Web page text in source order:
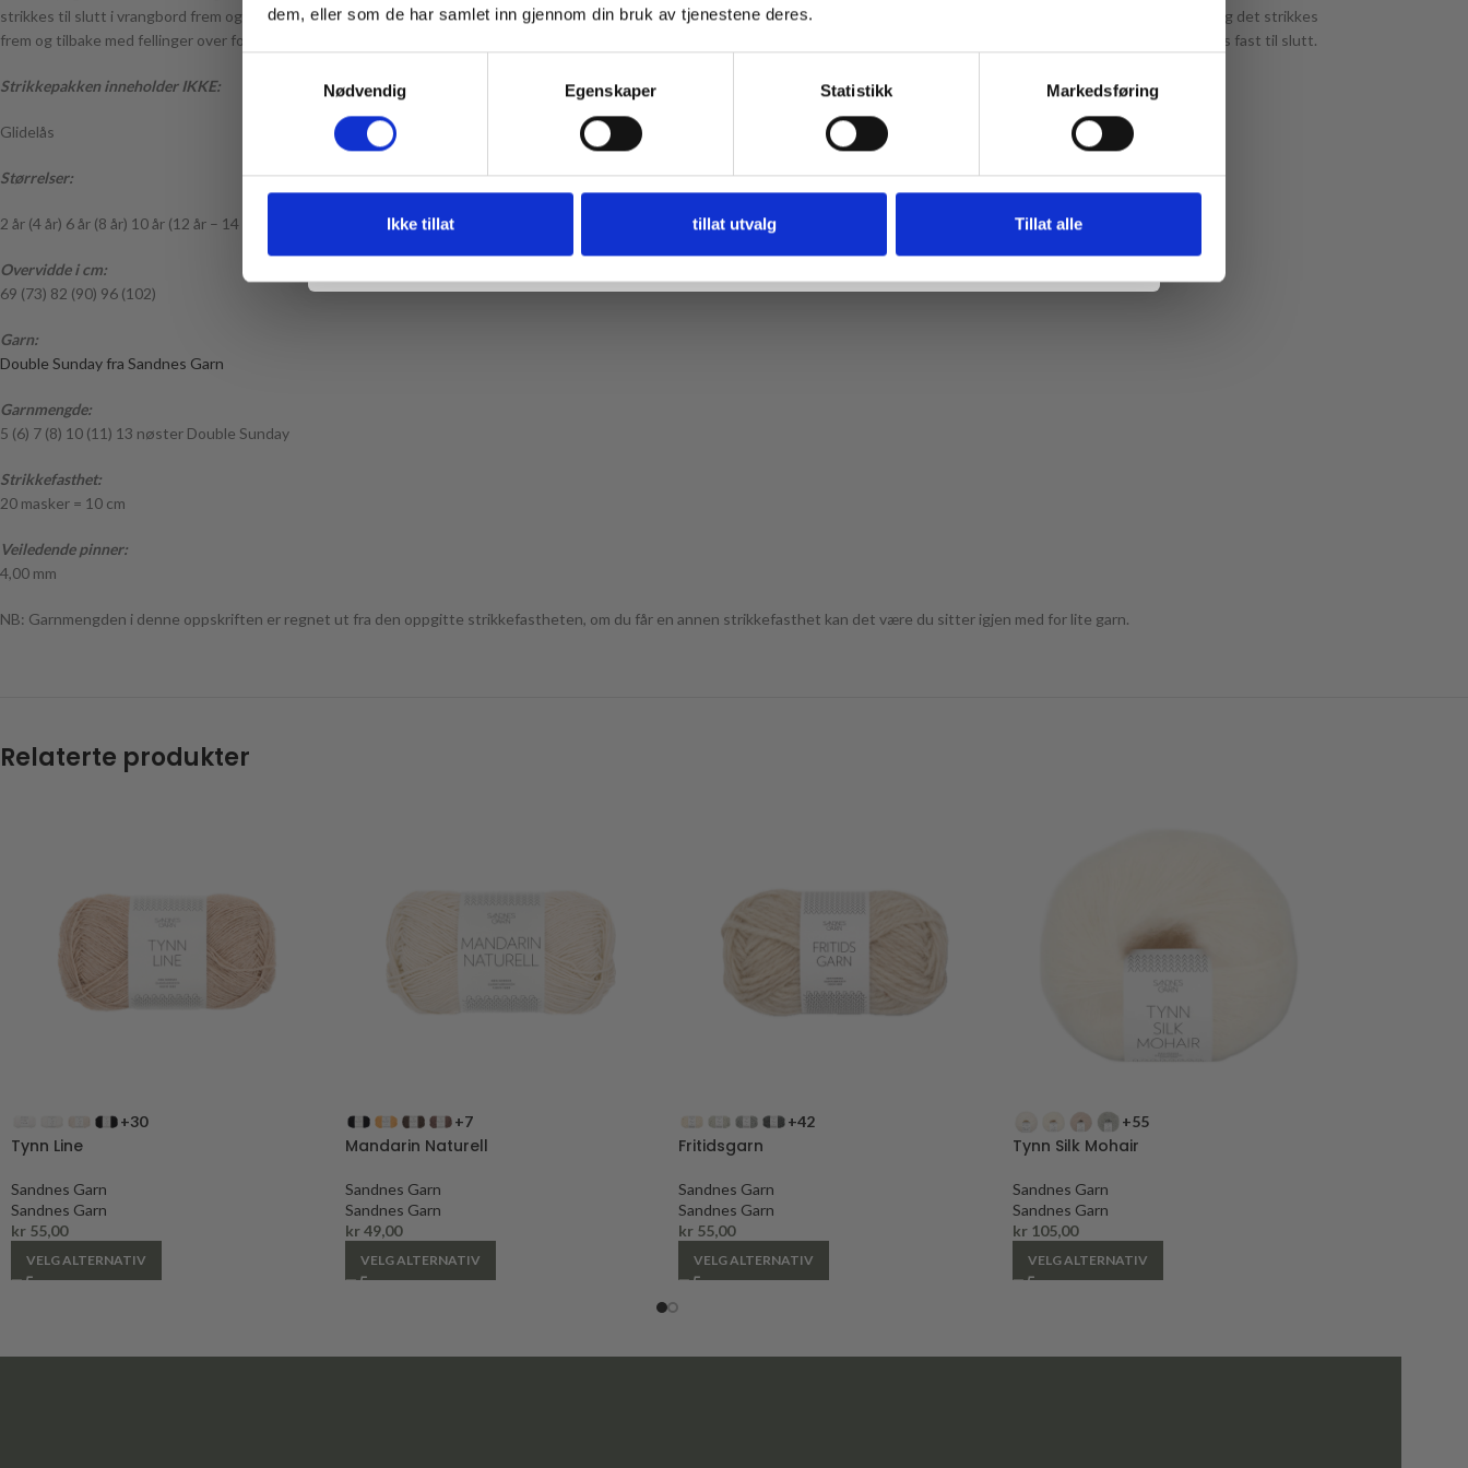
dem, eller som de har samlet inn gjennom din bruk av tjenestene deres.
Nødvendig
Egenskaper Statistikk Markedsføring
Ikke tillat tillat utvalg Tillat alle
strikkes til slutt i vrangbord frem og tilbake. Det strikkes vendepinner på venstre og høyre side av halskanten, slik at den er høyere foran enn bak. Den brettes ned mot vrangsiden og det strikkes
frem og tilbake med fellinger over forkanten for å følge den dypere halsutringningen. Det strikkes opp masker langs sidene på forstykkene hvor glidelåsen skal monteres. Glidelås sys fast til slutt.
Strikkepakken inneholder IKKE:
Glidelås
Størrelser:
2 år (4 år) 6 år (8 år) 10 år (12 år – 14 år)
Overvidde i cm:
69 (73) 82 (90) 96 (102)
Garn:
Double Sunday fra Sandnes Garn
Garnmengde:
5 (6) 7 (8) 10 (11) 13 nøster Double Sunday
Strikkefasthet:
20 masker = 10 cm
Veiledende pinner:
4,00 mm
NB: Garnmengden i denne oppskriften er regnet ut fra den oppgitte strikkefastheten, om du får en annen strikkefasthet kan det være du sitter igjen med for lite garn.
Relaterte produkter
+30
Tynn Line
Sandnes Garn
Sandnes Garn
kr 55,00
VELG ALTERNATIV
+7
Mandarin Naturell
Sandnes Garn
Sandnes Garn
kr49,00
VELG ALTERNATIV
+42
Fritidsgarn
Sandnes Garn
Sandnes Garn
kr 55,00
VELG ALTERNATIV
+55
Tynn Silk Mohair
Sandnes Garn
Sandnes Garn
kr105,00
VELG ALTERNATIV
* Gjelder ikke produkter på tilbud